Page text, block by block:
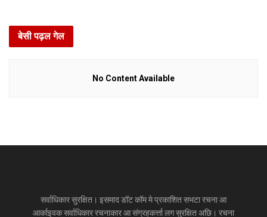
बेसी पढ़ल गेल
No Content Available
सर्वाधिकार सुरक्षित। इसमाद डॉट कॉम मे प्रकाशित सभटा रचना आ
आर्काइवक सर्वाधिकार रचनाकार आ संग्रहकर्त्ता लग सुरक्षित अछि। रचना